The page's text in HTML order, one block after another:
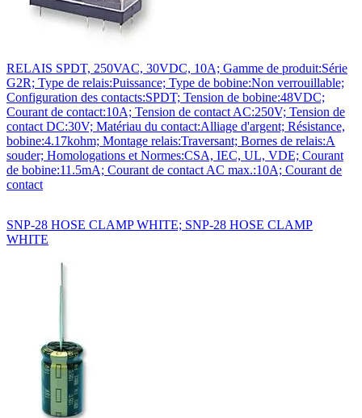
RELAIS SPDT, 250VAC, 30VDC, 10A; Gamme de produit:Série
G2R; Type de relais:Puissance; Type de bobine:Non verrouillable;
Configuration des contacts:SPDT; Tension de bobine:48VDC;
Courant de contact:10A; Tension de contact AC:250V; Tension de
contact DC:30V; Matériau du contact:Alliage d'argent; Résistance,
bobine:4.17kohm; Montage relais:Traversant; Bornes de relais:A
souder; Homologations et Normes:CSA, IEC, UL, VDE; Courant
de bobine:11.5mA; Courant de contact AC max.:10A; Courant de
contact
SNP-28 HOSE CLAMP WHITE; SNP-28 HOSE CLAMP
WHITE